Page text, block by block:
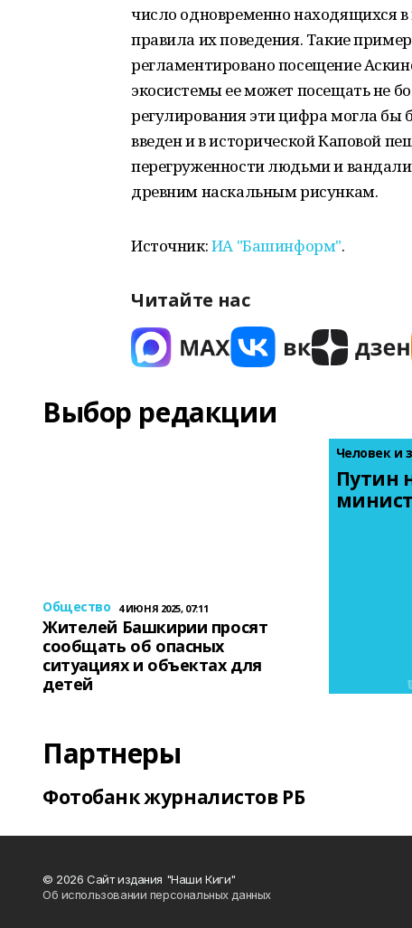
число одновременно находящихся
правила их поведения. Такие
регламентировано посещение
экосистемы ее может посещать не
регулирования эти цифра могла бы
введен и в исторической Каповой
перегруженности людьми и
древним наскальным рисункам.
Источник:ИА "Башинформ".
Читайте нас
Выбор редакции
Общество 4 ИЮНЯ 2025, 07:11
Жителей Башкирии просят
сообщать об опасных
ситуациях и объектах для
детей
Человек и
Путин
Партнеры
Фотобанк журналистов РБ
© 2026 Сайт издания "Наши Киги"
Об использовании персональных данных